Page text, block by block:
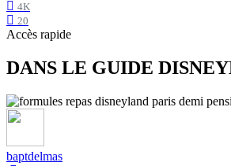
4K
20
Accès rapide
DANS LE GUIDE
baptdelmas